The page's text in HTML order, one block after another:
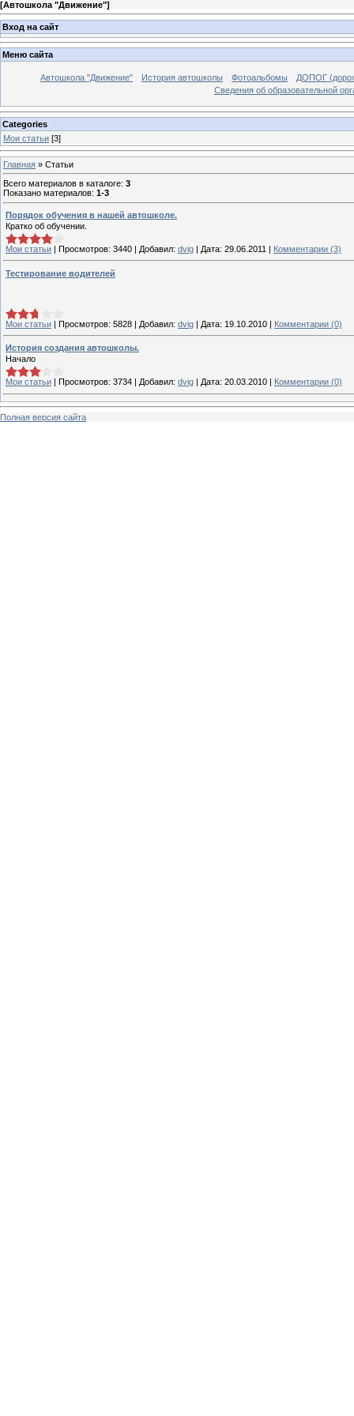
[Автошкола "Движение"]
Вход на сайт
Меню сайта
Автошкола "Движение" История автошколы Фотоальбомы
ДОПОГ
Сведения об образовательной
Categories
Мои статьи [3]
Главная » Статьи
Всего материалов в каталоге: 3
Показано материалов: 1-3
Порядок обучения в нашей автошколе.
Кратко об обучении.
Мои статьи | Просмотров: 3440 | Добавил: dvig | Дата: 29.06.2011 | Комментарии (3)
Тестирование водителей
Мои статьи | Просмотров: 5828 | Добавил: dvig | Дата: 19.10.2010 | Комментарии (0)
История создания автошколы.
Начало
Мои статьи Просмотров: 3734 Добавил: dvig Дата: 20.03.2010 Комментарии (0)
Полная версия сайта